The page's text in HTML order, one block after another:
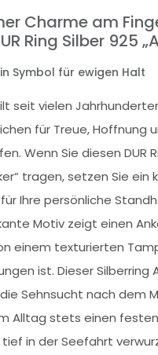
Charme am
Ring Silber 925
Symbol für ewigen Halt
seit vielen
für Treue, Hoffnung
Wenn Sie diesen DUR
tragen, setzen Sie ein
Ihre persönliche
Motiv zeigt einen
einem texturierten
ist. Dieser Silberring
Sehnsucht nach dem
Alltag stets einen
tief in der Seefahrt